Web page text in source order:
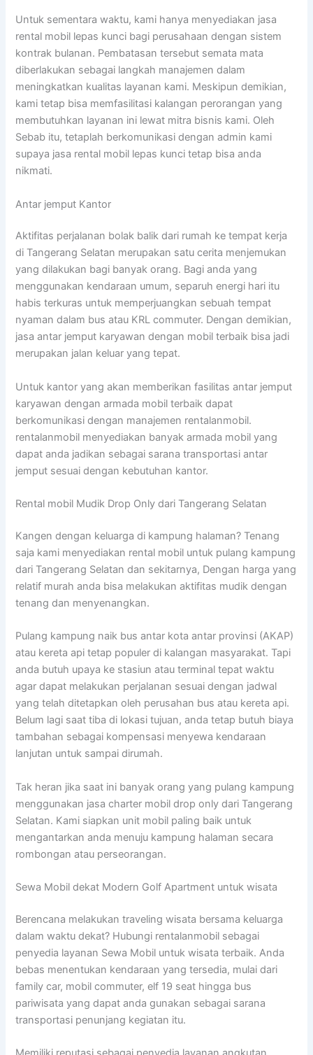
Untuk sementara waktu, kami hanya menyediakan jasa
rental mobil lepas kunci bagi perusahaan dengan sistem
kontrak bulanan. Pembatasan tersebut semata mata
diberlakukan sebagai langkah manajemen dalam
meningkatkan kualitas layanan kami. Meskipun demikian,
kami tetap bisa memfasilitasi kalangan perorangan yang
membutuhkan layanan ini lewat mitra bisnis kami. Oleh
Sebab itu, tetaplah berkomunikasi dengan admin kami
supaya jasa rental mobil lepas kunci tetap bisa anda
nikmati.
Antar jemput Kantor
Aktifitas perjalanan bolak balik dari rumah ke tempat kerja
di Tangerang Selatan merupakan satu cerita menjemukan
yang dilakukan bagi banyak orang. Bagi anda yang
menggunakan kendaraan umum, separuh energi hari itu
habis terkuras untuk memperjuangkan sebuah tempat
nyaman dalam bus atau KRL commuter. Dengan demikian,
jasa antar jemput karyawan dengan mobil terbaik bisa jadi
merupakan jalan keluar yang tepat.
Untuk kantor yang akan memberikan fasilitas antar jemput
karyawan dengan armada mobil terbaik dapat
berkomunikasi dengan manajemen rentalanmobil.
rentalanmobil menyediakan banyak armada mobil yang
dapat anda jadikan sebagai sarana transportasi antar
jemput sesuai dengan kebutuhan kantor.
Rental mobil Mudik Drop Only dari Tangerang Selatan
Kangen dengan keluarga di kampung halaman? Tenang
saja kami menyediakan rental mobil untuk pulang kampung
dari Tangerang Selatan dan sekitarnya, Dengan harga yang
relatif murah anda bisa melakukan aktifitas mudik dengan
tenang dan menyenangkan.
Pulang kampung naik bus antar kota antar provinsi (AKAP)
atau kereta api tetap populer di kalangan masyarakat. Tapi
anda butuh upaya ke stasiun atau terminal tepat waktu
agar dapat melakukan perjalanan sesuai dengan jadwal
yang telah ditetapkan oleh perusahan bus atau kereta api.
Belum lagi saat tiba di lokasi tujuan, anda tetap butuh biaya
tambahan sebagai kompensasi menyewa kendaraan
lanjutan untuk sampai dirumah.
Tak heran jika saat ini banyak orang yang pulang kampung
menggunakan jasa charter mobil drop only dari Tangerang
Selatan. Kami siapkan unit mobil paling baik untuk
mengantarkan anda menuju kampung halaman secara
rombongan atau perseorangan.
Sewa Mobil dekat Modern Golf Apartment untuk wisata
Berencana melakukan traveling wisata bersama keluarga
dalam waktu dekat? Hubungi rentalanmobil sebagai
penyedia layanan Sewa Mobil untuk wisata terbaik. Anda
bebas menentukan kendaraan yang tersedia, mulai dari
family car, mobil commuter, elf 19 seat hingga bus
pariwisata yang dapat anda gunakan sebagai sarana
transportasi penunjang kegiatan itu.